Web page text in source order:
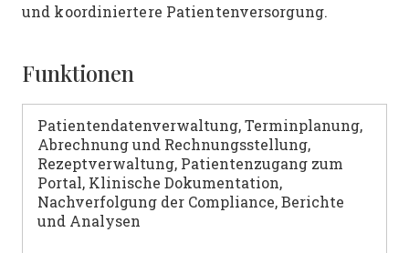
und koordiniertere Patientenversorgung.
Funktionen
Patientendatenverwaltung, Terminplanung,
Abrechnung und Rechnungsstellung,
Rezeptverwaltung, Patientenzugang zum
Portal, Klinische Dokumentation,
Nachverfolgung der Compliance, Berichte
und Analysen